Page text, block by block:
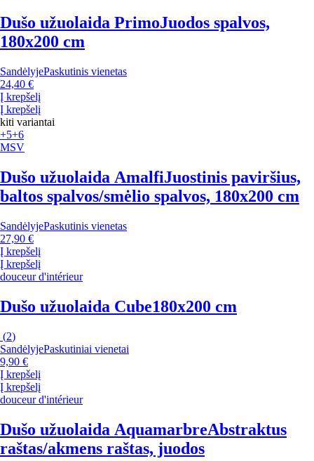
Dušo užuolaida PrimoJuodos spalvos,
180x200 cm
SandėlyjePaskutinis vienetas
24,40 €
Į krepšelį
Į krepšelį
kiti variantai
+5+6
MSV
Dušo užuolaida AmalfiJuostinis paviršius,
baltos spalvos/smėlio spalvos, 180x200 cm
SandėlyjePaskutinis vienetas
27,90 €
Į krepšelį
Į krepšelį
douceur d'intérieur
Dušo užuolaida Cube180x200 cm
(2)
SandėlyjePaskutiniai vienetai
9,90 €
Į krepšelį
Į krepšelį
douceur d'intérieur
Dušo užuolaida AquamarbreAbstraktus
raštas/akmens raštas, juodos